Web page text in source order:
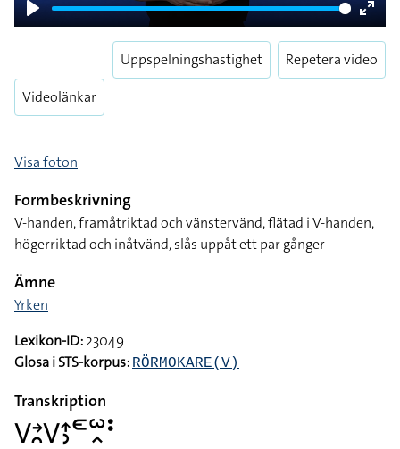
Play
Enter
Videolänkar
Uppspelningshastighet Repetera video
Visa foton
Formbeskrivning
V-handen, framåtriktad och vänstervänd, flätad i V-handen,
högerriktad och inåtvänd, slås uppåt ett par gånger
Ämne
Yrken
Lexikon-ID:23049
Glosa i STS-korpus: RÖRMOKARE(V)
Transkription
􌤭􌥔􌥘􌤭􌤴􌤶􌥭􌥱􌥿􌥻